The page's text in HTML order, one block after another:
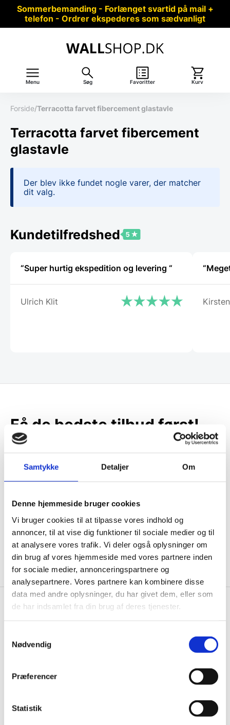
Samtykke Detaljer Om
Denne hjemmeside bruger cookies
Vi bruger cookies til at tilpasse vores indhold og
annoncer, til at vise dig funktioner til sociale medier og til
at analysere vores trafik. Vi deler også oplysninger om
din brug af vores hjemmeside med vores partnere inden
for sociale medier, annonceringspartnere og
analysepartnere. Vores partnere kan kombinere disse
data med andre oplysninger, du har givet dem, eller som
de har indsamlet fra din brug af deres tjenester.
Nødvendig
Præferencer
Statistik
Sommerbemanding - Forlænget svartid på mail +
telefon - Ordrer ekspederes som sædvanligt
Menu Søg Favoritter Kurv
Forside/Terracotta farvet fibercement glastavle
Terracotta farvet fibercement
glastavle
Der blev ikke fundet nogle varer, der matcher
dit valg.
Kundetilfredshed
“Super hurtig ekspedition og levering “
Ulrich Klit Kirsten
Få de bedste tilbud først!
Husk at tilmelde dig vores nyhedsbrev og vær først
til de bedste tilbud. Og bare rolig, vi spammer dig
ikke, men sender kun relevante tilbud og
Ja tak, tilmeld mig
Wallshop.dk
Rømersvej 33
Tlf.71 99 30 98